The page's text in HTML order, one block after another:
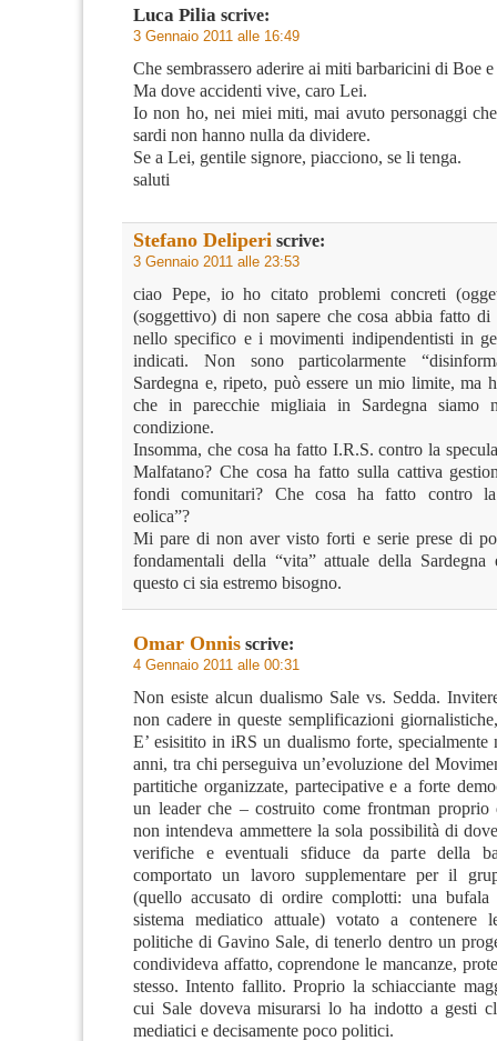
Luca Pilia scrive:
3 Gennaio 2011 alle 16:49
Che sembrassero aderire ai miti barbaricini di Boe
Ma dove accidenti vive, caro Lei.
Io non ho, nei miei miti, mai avuto personaggi
sardi non hanno nulla da dividere.
Se a Lei, gentile signore, piacciono, se li tenga.
saluti
Stefano Deliperi scrive:
3 Gennaio 2011 alle 23:53
ciao Pepe, io ho citato problemi concreti
(soggettivo) di non sapere che cosa abbia fatto
nello specifico e i movimenti indipendentisti in
indicati. Non sono particolarmente
Sardegna e, ripeto, può essere un mio limite, ma
che in parecchie migliaia in Sardegna siamo
condizione.
Insomma, che cosa ha fatto I.R.S. contro la
Malfatano? Che cosa ha fatto sulla cattiva
fondi comunitari? Che cosa ha fatto contro la
eolica”?
Mi pare di non aver visto forti e serie prese di
fondamentali della “vita” attuale della
questo ci sia estremo bisogno.
Omar Onnis scrive:
4 Gennaio 2011 alle 00:31
Non esiste alcun dualismo Sale vs. Sedda.
non cadere in queste semplificazioni
E’ esisitito in iRS un dualismo forte,
anni, tra chi perseguiva un’evoluzione del
partitiche organizzate, partecipative e a forte
un leader che – costruito come frontman proprio
non intendeva ammettere la sola possibilità di
verifiche e eventuali sfiduce da parte della
comportato un lavoro supplementare per il
(quello accusato di ordire complotti: una bufala
sistema mediatico attuale) votato a contenere
politiche di Gavino Sale, di tenerlo dentro un
condivideva affatto, coprendone le mancanze,
stesso. Intento fallito. Proprio la schiacciante
cui Sale doveva misurarsi lo ha indotto a gesti
mediatici e decisamente poco politici.